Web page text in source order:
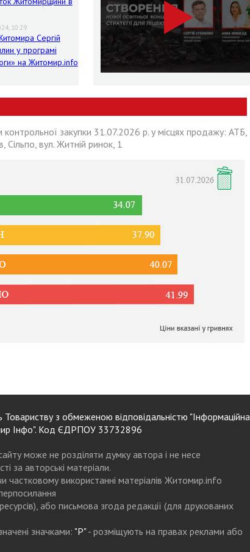
10:29
Сергій
у програмі
на Житомир.info
закупки 31.07.2026 р. у місцях продажу: АТБ,
вул. Житній ринок, 1
з обмеженою відповідальністю "Інформаційна
Інфо". Код ЄДРПОУ 33732896
може не розділяти думку автора і не несе
за авторські матеріали.
частковому використанні матеріалів Житомир.info
або письмова згода редакції (для друкованих
значками: "Р"- розміщують на правах реклами або